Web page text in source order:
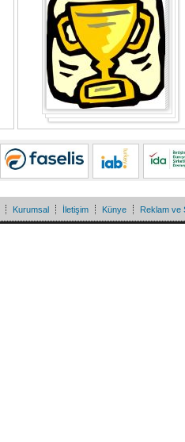
Kurumsal İletişim Künye Reklam ve